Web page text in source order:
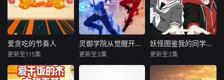
“强者” 全靠血脉和
天赋说了算。而唯
一的依仗，竟是跟
着他一起穿越的
——一背包 MC 原
版矿石。别人眼里
能是用黏土捏制的
迷你动物摆件，每
一笔塑形都搭配着
轻快的鼓点，让捏
制过程像一场指尖
舞蹈；也可能是用
主题，比如打造索
尼克主题竞速赛
道、制作超音速风
格摆件、改造运动
风周边。全程快节
奏拆解教程，从材
成，
爱贪吃的节奏人
在满是律动节拍的
爱贪吃的节奏人
更新至115集
灵御学院从觉醒开始满级碾压动态漫画 灵御学院从觉醒开始满级碾压动态漫画
更新至3集
妖怪图鉴我的同学是恶魔动态漫画
繁华都市的普通高
妖怪图鉴我的同学是恶魔动态漫画
更新至3集